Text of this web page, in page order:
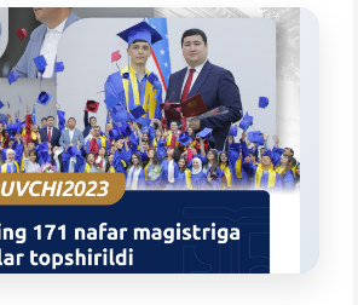
keyin shu mavzudagi aniq
1. Hujjatlar (bakalavr) (5) 2. Hujjatlar (magistr) (4)
3. Suhbat (bakalavr) (8) 4. Suhbat (magistr) (5)
(2) 6. Elektron ariza (16)
8. Bakalavriat kvotasi (3)